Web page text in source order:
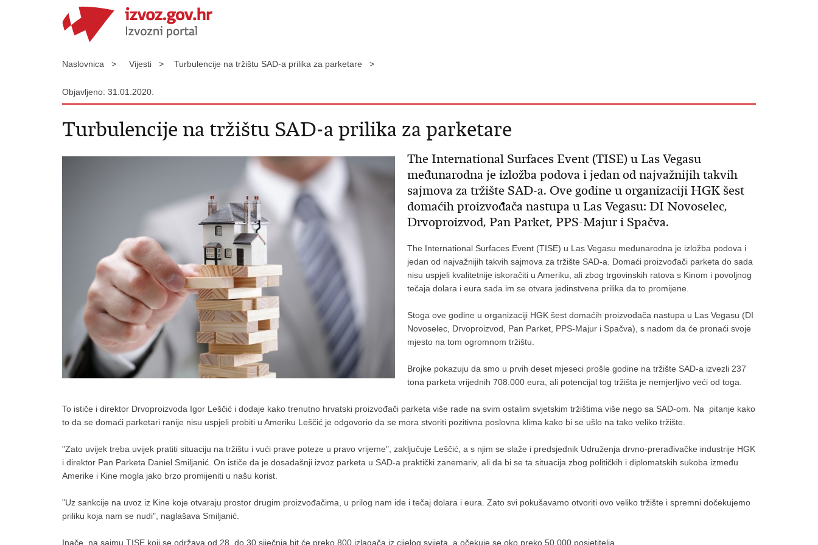
Naslovnica > Vijesti > Turbulencije na tržištu SAD-a prilika za parketare >
Objavljeno: 31.01.2020.
Turbulencije na tržištu SAD-a prilika za parketare
The International Surfaces Event (TISE) u Las Vegasu
međunarodna je izložba podova i jedan od najvažnijih takvih
sajmova za tržište SAD-a. Ove godine u organizaciji HGK šest
domaćih proizvođača nastupa u Las Vegasu: DI Novoselec,
Drvoproizvod, Pan Parket, PPS-Majur i Spačva.
The International Surfaces Event (TISE) u Las Vegasu međunarodna je izložba podova i
jedan od najvažnijih takvih sajmova za tržište SAD-a. Domaći proizvođači parketa do sada
nisu uspjeli kvalitetnije iskoračiti u Ameriku, ali zbog trgovinskih ratova s Kinom i povoljnog
tečaja dolara i eura sada im se otvara jedinstvena prilika da to promijene.
Stoga ove godine u organizaciji HGK šest domaćih proizvođača nastupa u Las Vegasu (DI
Novoselec, Drvoproizvod, Pan Parket, PPS-Majur i Spačva), s nadom da će pronaći svoje
mjesto na tom ogromnom tržištu.
Brojke pokazuju da smo u prvih deset mjeseci prošle godine na tržište SAD-a izvezli 237
tona parketa vrijednih 708.000 eura, ali potencijal tog tržišta je nemjerljivo veći od toga.
To ističe i direktor Drvoproizvoda Igor Leščić i dodaje kako trenutno hrvatski proizvođači parketa više rade na svim ostalim svjetskim tržištima više nego sa SAD-om. Na pitanje kako
to da se domaći parketari ranije nisu uspjeli probiti u Ameriku Leščić je odgovorio da se mora stvoriti pozitivna poslovna klima kako bi se ušlo na tako veliko tržište.
"Zato uvijek treba uvijek pratiti situaciju na tržištu i vući prave poteze u pravo vrijeme", zaključuje Leščić, a s njim se slaže i predsjednik Udruženja drvno-prerađivačke industrije HGK
i direktor Pan Parketa Daniel Smiljanić. On ističe da je dosadašnji izvoz parketa u SAD-a praktički zanemariv, ali da bi se ta situacija zbog političkih i diplomatskih sukoba između
Amerike i Kine mogla jako brzo promijeniti u našu korist.
"Uz sankcije na uvoz iz Kine koje otvaraju prostor drugim proizvođačima, u prilog nam ide i tečaj dolara i eura. Zato svi pokušavamo otvoriti ovo veliko tržište i spremni dočekujemo
priliku koja nam se nudi", naglašava Smiljanić.
Inače, na sajmu TISE koji se održava od 28. do 30 siječnja bit će preko 800 izlagača iz cijelog svijeta, a očekuje se oko preko 50.000 posjetitelja.